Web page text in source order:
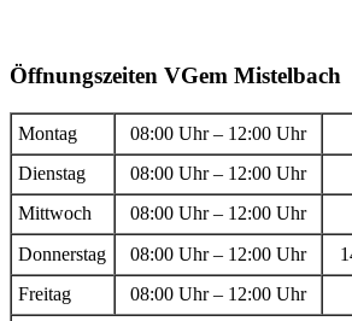
Öffnungszeiten VGem Mistelbach
Montag 08:00 Uhr – 12:00 Uhr
Dienstag
08:00 Uhr – 12:00 Uhr
Mittwoch
08:00 Uhr – 12:00 Uhr
Donnerstag
08:00 Uhr – 12:00 Uhr
Freitag
08:00 Uhr – 12:00 Uhr